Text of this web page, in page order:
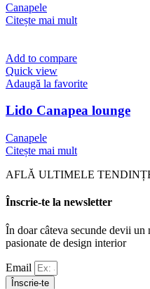
Canapele
Citește mai mult
Add to compare
Quick view
Adaugă la favorite
Lido Canapea lounge
Canapele
Citește mai mult
AFLĂ ULTIMELE
Înscrie-te la newsletter
În doar câteva secunde devii
pasionate de design interior
Email
Înscrie-te